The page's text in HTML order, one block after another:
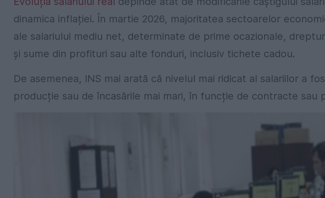
dinamica inflației. În martie 2026, majoritatea sectoarelor
ale salariului mediu net, determinate de prime ocazionale,
și sume din profituri sau alte fonduri, inclusiv tichete cadou.
De asemenea, INS mai arată că nivelul mai ridicat al salariilor a
producție sau de încasările mai mari, în funcție de contracte sau